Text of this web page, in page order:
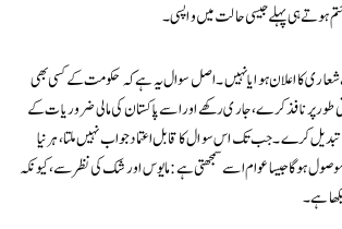
ہوتے ہی پہلے جیسی حالت میں واپسی۔
کا اعلان ہوا یا نہیں۔ اصل سوال یہ ہے کہ حکومت کے کسی بھی
طور پر نافذ کرے، جاری رکھے اور اسے پاکستان کی مالی ضروریات کے
کرے۔ جب تک اس سوال کا قابل اعتماد جواب نہیں ملتا، ہر نیا
ہوگا جیسا عوام اسے سمجھتی ہے: مایوس اور شک کی نظر سے، کیونکہ
ہے۔